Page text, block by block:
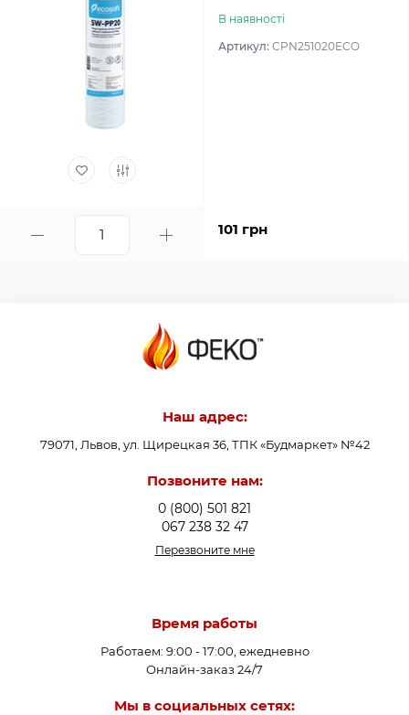
В наявності
Артикул: CPN251020ECO
101 грн
Наш адрес:
79071, Львов, ул. Щирецкая 36, ТПК «Будмаркет» №42
Позвоните нам:
0 (800) 501 821
067 238 32 47
Перезвоните мне
Время работы
Работаем: 9:00 - 17:00, ежедневно
Онлайн-заказ 24/7
Мы в социальных сетях: